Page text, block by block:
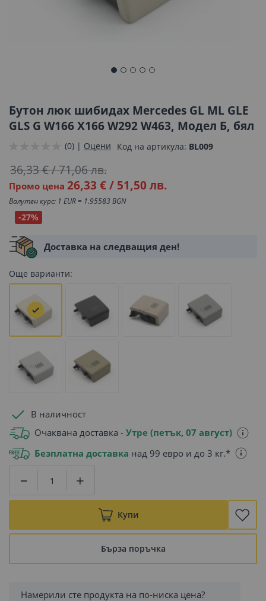
началото
на
галерия
Бутон люк шибидах Mercedes GL ML GLE
GLS G W166 X166 W292 W463, Модел Б, бял
(0) | Оцени Код на артикула BL009
Промо цена 26,33 €/ 51,50 лв.
36,33 €/71,06 лв.
Валутен курс: 1 EUR = 1.95583 BGN
-27%
Доставка на следващия ден!
Още варианти:
В наличност
Очаквана доставка - Утре (петък, 07 август)
Безплатна доставка над 99 евро и до 3 кг.*
Купи
Бърза поръчка
Намерили сте продукта на по-ниска цена?